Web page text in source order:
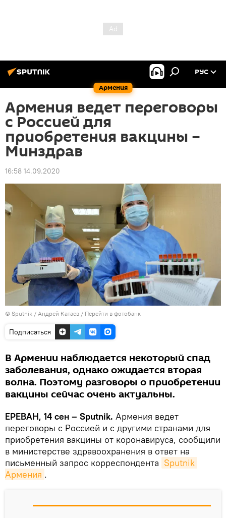
Армения
РУС
Армения ведет переговоры
с Россией для
приобретения вакцины –
Минздрав
16:58 14.09.2020
© Sputnik / Андрей Катаев / Перейти в фотобанк
Подписаться
В Армении наблюдается некоторый спад
заболевания, однако ожидается вторая
волна. Поэтому разговоры о приобретении
вакцины сейчас очень актуальны.
ЕРЕВАН, 14 сен – Sputnik. Армения ведет
переговоры с Россией и с другими странами для
приобретения вакцины от коронавируса, сообщили
в министерстве здравоохранения в ответ на
письменный запрос корреспондента Sputnik
Армения .